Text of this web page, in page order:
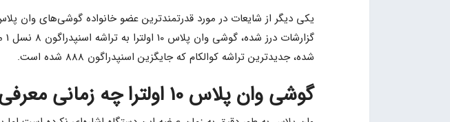
یکی دیگر از شایعات در مورد قدرتمندترین عضو خانواده گوشی‌های وان
شده، جدیدترین تراشه کوالکام که جایگزین اسنپدراگون 888 شده است.
گوشی وان پلاس 10 اولترا چه زمانی معرفی می‌شود؟